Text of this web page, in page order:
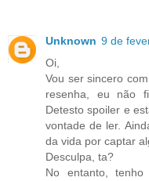
Unknown 9 de
Oi,
Vou ser sincero
resenha, eu não
Detesto spoiler e
vontade de ler.
da vida por captar
Desculpa, ta?
No entanto,